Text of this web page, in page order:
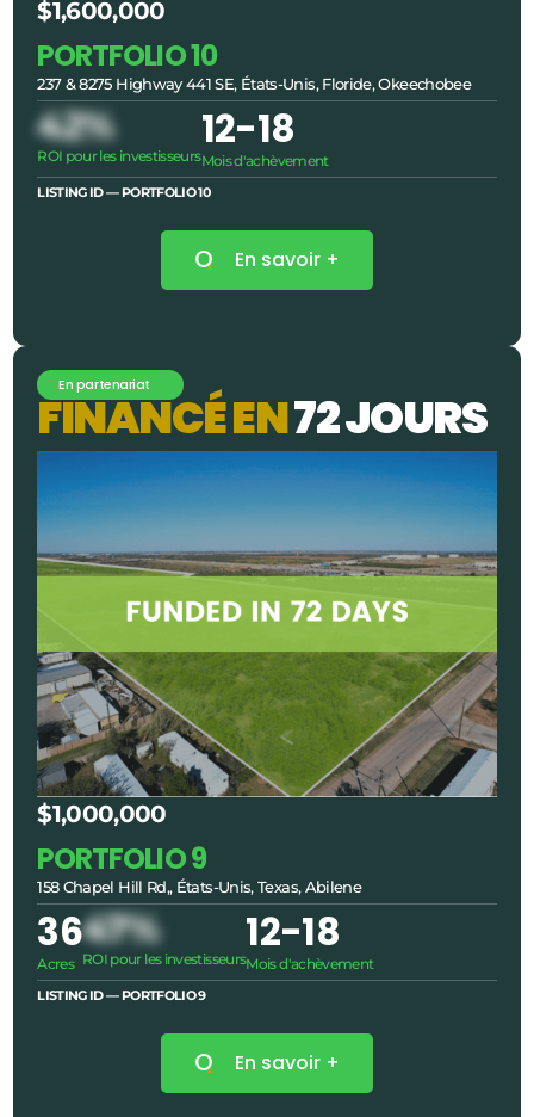
$1,600,000
PORTFOLIO 10
237 & 8275 Highway 441 SE, États-Unis, Floride, Okeechobee
42%
ROI pour les investisseurs
12-18
Mois d'achèvement
LISTING ID — PORTFOLIO10
En savoir +
En partenariat
FINANCÉEN72JOURS
$1,000,000
PORTFOLIO 9
158 Chapel Hill Rd,, États-Unis, Texas, Abilene
36
Acres
47%
ROI pour les investisseurs
12-18
Mois d'achèvement
LISTING ID — PORTFOLIO9
En savoir +